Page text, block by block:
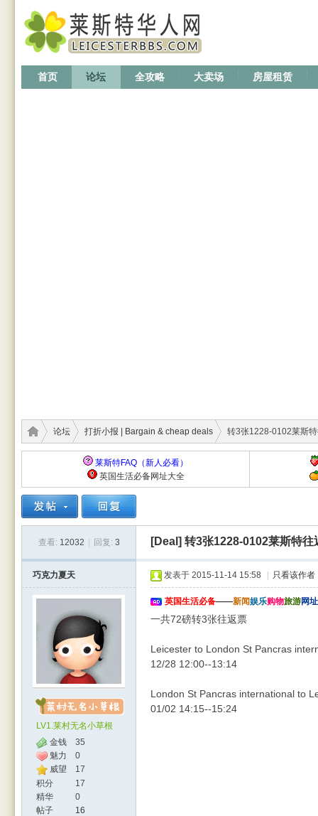
首页 论坛 全攻略 大卖场 房屋租赁
人网
论坛 打折小报 | Bargain & cheap deals 转3张1228-0102莱斯
莱斯特FAQ（新人必看）
英国生活必备网址大全
查看: 12032 回复: 3 [Deal] 转3张1228-0102莱斯特往
巧克力夏天
LV1.莱村无名小草根
金钱
35
魅力
0
威望
17
积分
17
精华
0
帖子
16
发表于 2015-11-14 15:58 只看该作者
英国生活必备——新闻娱乐购物旅游网
一共72磅转3张往返票
Leicester to London St Pancras
12/28 12:00--13:14
London St Pancras international to
01/02 14:15--15:24